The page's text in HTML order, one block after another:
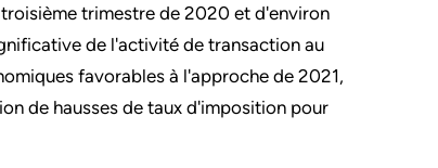
trimestre de 2020 et d'environ
de l'activité de transaction au
favorables à l'approche de 2021,
de hausses de taux d'imposition pour